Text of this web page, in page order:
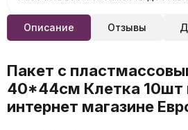
Описание Отзывы
Пакет с
40*44см Клетка 10шт
интернет магазине